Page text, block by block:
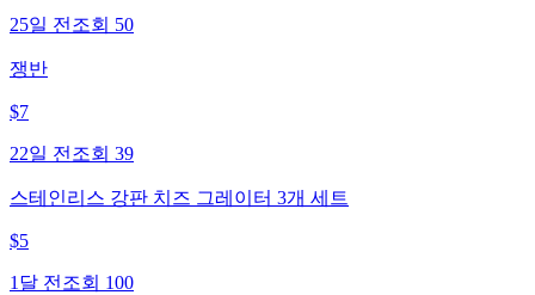
25일 전 조회 50
쟁반
$7
22일 전 조회 39
스테인리스 강판 치즈 그레이터 3개 세트
$5
1달 전 조회 100